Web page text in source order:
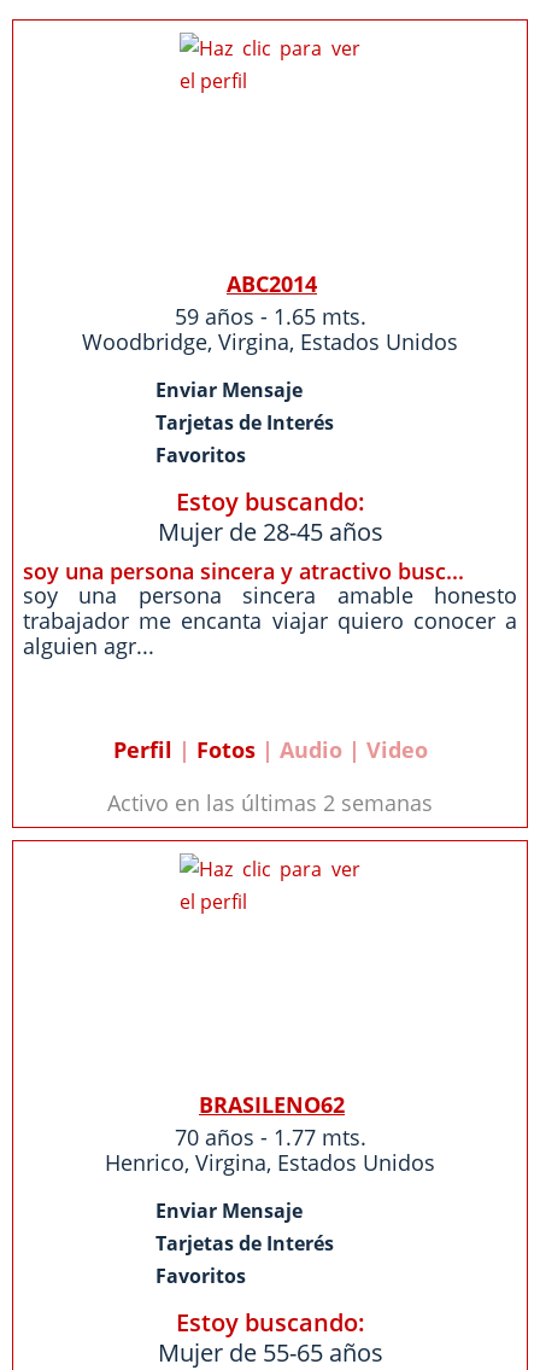
ABC2014
59 años - 1.65 mts.
Woodbridge, Virgina, Estados Unidos
Enviar Mensaje
Tarjetas de Interés
Favoritos
Estoy buscando:
Mujer de 28-45 años
soy una persona sincera y atractivo busc...
soy una persona sincera amable honesto
trabajador me encanta viajar quiero conocer a
alguien agr...
Perfil | Fotos| Audio | Video
Activo en las últimas 2 semanas
BRASILENO62
70 años - 1.77 mts.
Henrico, Virgina, Estados Unidos
Enviar Mensaje
Tarjetas de Interés
Favoritos
Estoy buscando:
Mujer de 55-65 años